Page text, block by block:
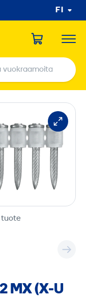
FI
vuokraamoita
vuokraamoita
tuote
MX (X-U